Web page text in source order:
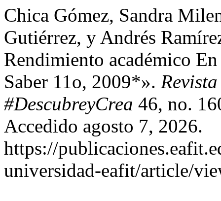
Chica Gómez, Sandra
Gutiérrez, y Andrés
Rendimiento académico
Saber 11o, 2009*».
#DescubreyCrea 46, no.
Accedido agosto 7, 2026.
https://
universidad-eafit/article/